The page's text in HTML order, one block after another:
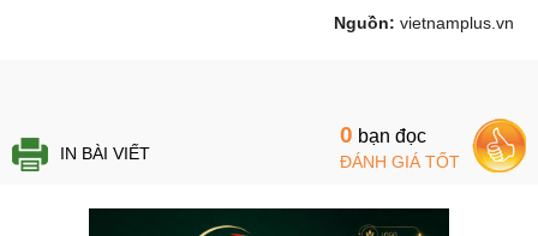
Nguồn: vietnamplus.vn
IN BÀI VIẾT
0 bạn đọc
ĐÁNH GIÁ TỐT